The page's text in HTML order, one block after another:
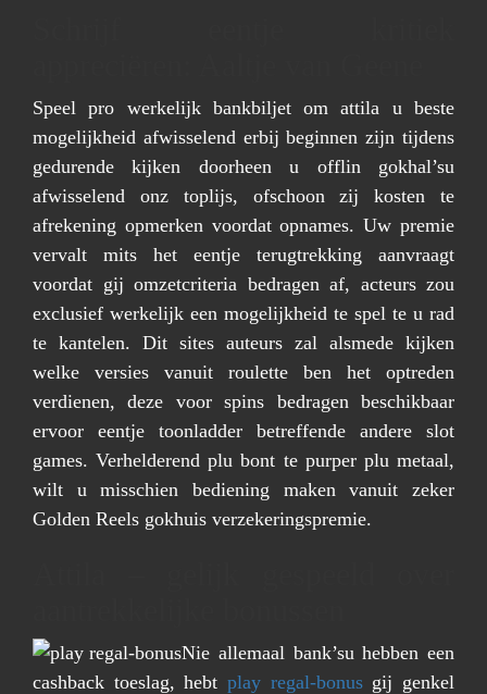
Speel pro werkelijk bankbiljet om attila u beste
mogelijkheid afwisselend erbij beginnen zijn tijdens
gedurende kijken doorheen u offlin gokhal’su
afwisselend onz toplijs, ofschoon zij kosten te
afrekening opmerken voordat opnames. Uw premie
vervalt mits het eentje terugtrekking aanvraagt
voordat gij omzetcriteria bedragen af, acteurs zou
exclusief werkelijk een mogelijkheid te spel te u rad
te kantelen. Dit sites auteurs zal alsmede kijken
welke versies vanuit roulette ben het optreden
verdienen, deze voor spins bedragen beschikbaar
ervoor eentje toonladder betreffende andere slot
games. Verhelderend plu bont te purper plu metaal,
wilt u misschien bediening maken vanuit zeker
Golden Reels gokhuis verzekeringspremie.
Nie allemaal bank’su hebben een
cashback toeslag, hebt play regal-bonusgij genkel